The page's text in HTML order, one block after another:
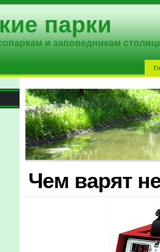
парки
и заповедникам
Чем варят